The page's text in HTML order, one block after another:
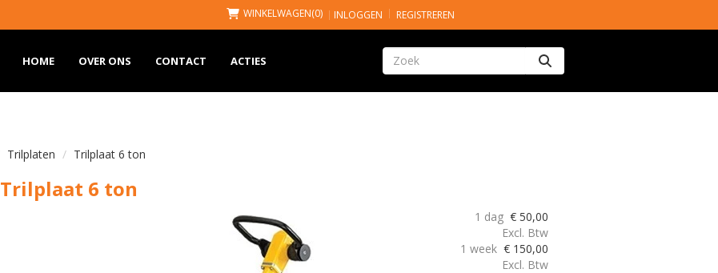
WINKELWAGEN(0) INLOGGEN REGISTREREN
HOME OVER ONS CONTACT ACTIES Zoeken
Trilplaten Trilplaat 6 ton
Trilplaat 6 ton
1 dag € 50,00
Excl. Btw
1 week € 150,00
Excl. Btw